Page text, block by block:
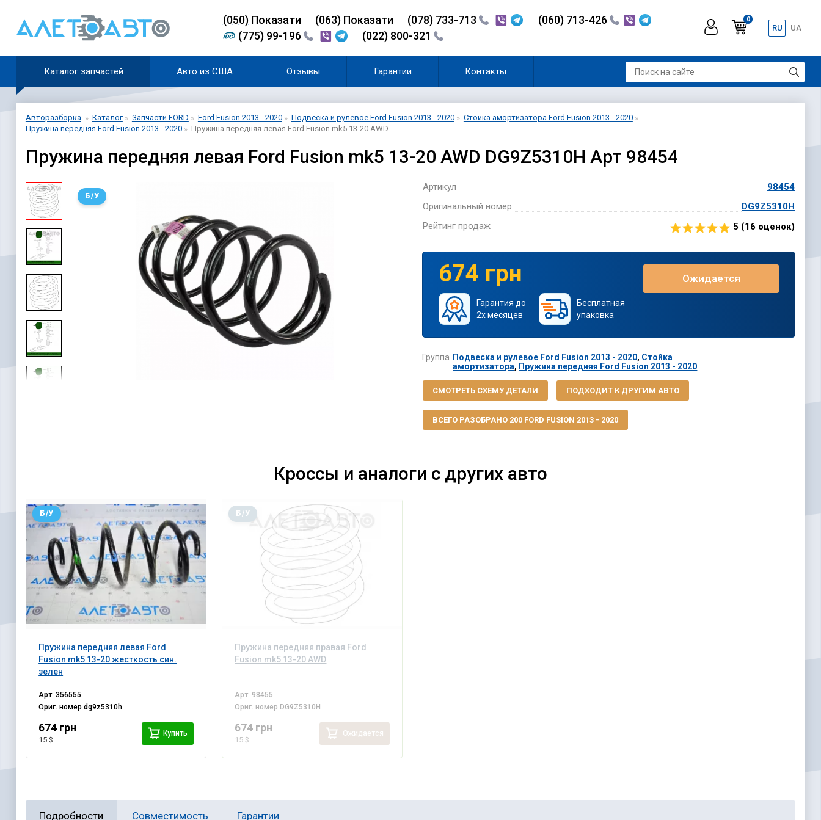
(050)Показати (063) Показати (078) 733-713
(060) 713-426
(775) 99-196
(022) 800-321
0
RU UA
Каталог запчастей Авто из США Отзывы Гарантии Контакты
Авторазборка Каталог Запчасти FORD Ford Fusion 2013 - 2020 Подвеска и рулевое Ford Fusion 2013 - 2020
Стойка амортизатора Ford Fusion 2013 - 2020
Пружина передняя Ford Fusion 2013 - 2020
Пружина передняя левая Ford Fusion mk5 13-20 AWD
Пружина передняя левая Ford Fusion mk5 13-20 AWD DG9Z5310H Арт 98454
Б/У
Артикул
98454
Оригинальный номер
DG9Z5310H
Рейтинг продаж
5 (16 оценок)
674 грн
Гарантия до
2х месяцев
Бесплатная
упаковка
Ожидается
Группа Подвеска и рулевое Ford Fusion 2013 - 2020, Стойка
амортизатора, Пружина передняя Ford Fusion 2013 - 2020
СМОТРЕТЬ СХЕМУ ДЕТАЛИ ПОДХОДИТ К ДРУГИМ АВТО
ВСЕГО РАЗОБРАНО 200 FORD FUSION 2013 - 2020
Кроссы и аналоги с других авто
Пружина передняя левая Ford
Fusion mk5 13-20 жесткость син.
зелен
Б/У
Арт.356555
Ориг. номерdg9z5310h
674 грн
15 $
Купить
Пружина передняя правая Ford
Fusion mk5 13-20 AWD
Б/У
Арт. 98455
Ориг. номер DG9Z5310H
674 грн
15 $
Ожидается
Подробности Совместимость Гарантии